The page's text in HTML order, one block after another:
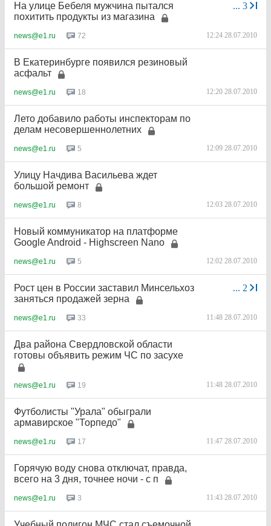
... 3
На улице Бебеля мужчина пытался
похитить продукты из магазина
news@e1.ru 72 12:24 28.07.2010
В Екатеринбурге появился резиновый
асфальт
news@e1.ru 18 12:20 28.07.2010
Лето добавило работы инспекторам по
делам несовершеннолетних
news@e1.ru 5 12:09 28.07.2010
Улицу Начдива Васильева ждет
большой ремонт
news@e1.ru 8 12:03 28.07.2010
Новый коммуникатор на платформе
Google Android - Highscreen Nano
news@e1.ru 5 12:02 28.07.2010
... 2
Рост цен в России заставил Минсельхоз
заняться продажей зерна
news@e1.ru 33 11:48 28.07.2010
Два района Свердловской области
готовы объявить режим ЧС по засухе
news@e1.ru 19 11:48 28.07.2010
Футболисты "Урала" обыграли
армавирское "Торпедо"
news@e1.ru 17 11:47 28.07.2010
Горячую воду снова отключат, правда,
всего на 3 дня, точнее ночи - с п
news@e1.ru 3 11:43 28.07.2010